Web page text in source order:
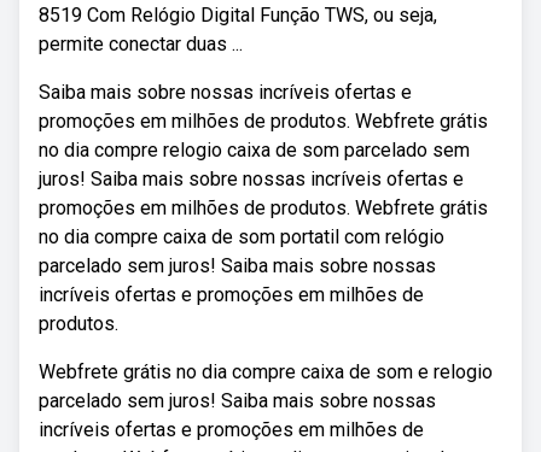
8519 Com Relógio Digital Função TWS, ou seja,
permite conectar duas ...
Saiba mais sobre nossas incríveis ofertas e
promoções em milhões de produtos. Webfrete grátis
no dia compre relogio caixa de som parcelado sem
juros! Saiba mais sobre nossas incríveis ofertas e
promoções em milhões de produtos. Webfrete grátis
no dia compre caixa de som portatil com relógio
parcelado sem juros! Saiba mais sobre nossas
incríveis ofertas e promoções em milhões de
produtos.
Webfrete grátis no dia compre caixa de som e relogio
parcelado sem juros! Saiba mais sobre nossas
incríveis ofertas e promoções em milhões de